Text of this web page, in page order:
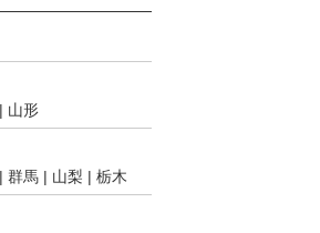
| 山形
| 群馬 | 山梨 | 栃木